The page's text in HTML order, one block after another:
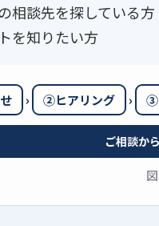
相談先を探している方
を知りたい方
› ②ヒアリング › ③
ご相談か